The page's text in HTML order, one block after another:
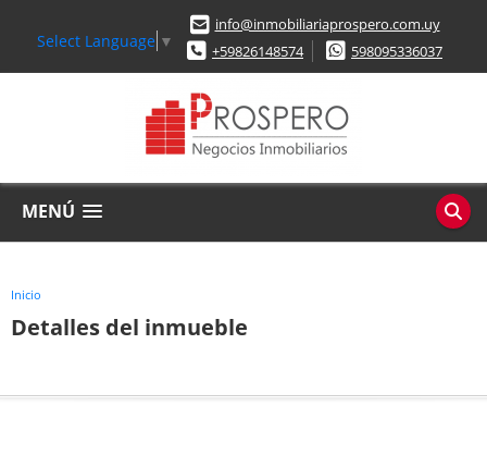
Select Language ▼
info@inmobiliariaprospero.com.uy
+59826148574
598095336037
MENÚ
Inicio
Detalles del inmueble